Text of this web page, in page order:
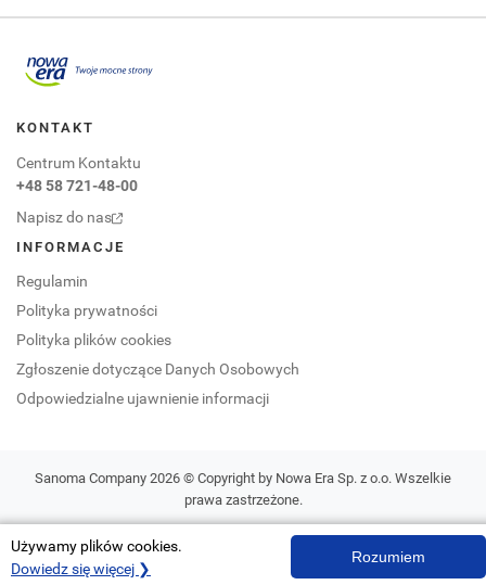
KONTAKT
Centrum Kontaktu
+48 58 721-48-00
Napisz do nas
INFORMACJE
Regulamin
Polityka prywatności
Polityka plików cookies
Zgłoszenie dotyczące Danych Osobowych
Odpowiedzialne ujawnienie informacji
Sanoma Company 2026 © Copyright by Nowa Era Sp. z o.o. Wszelkie
prawa zastrzeżone.
Używamy plików cookies.
Dowiedz się więcej ❯
Rozumiem